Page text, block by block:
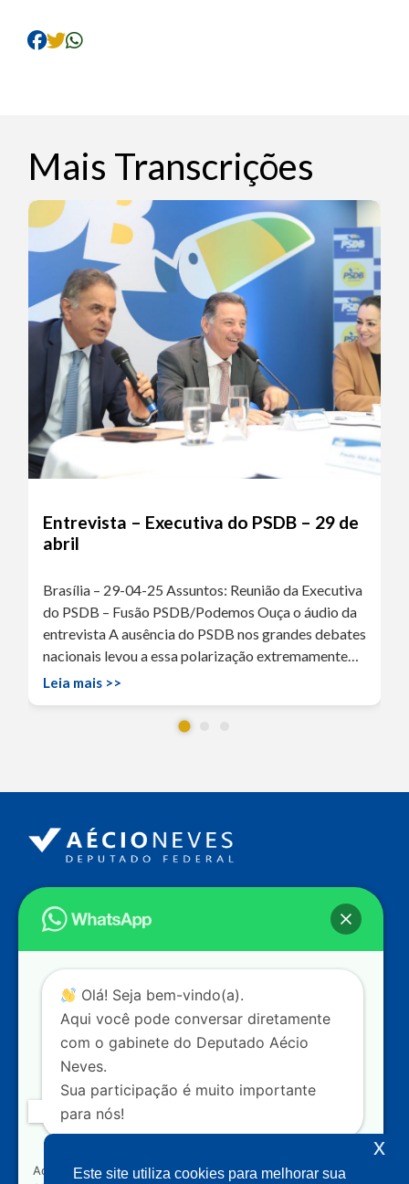
Mais Transcrições
Entrevista – Executiva do PSDB – 29 de
abril
Brasília – 29-04-25 Assuntos: Reunião da Executiva
do PSDB – Fusão PSDB/Podemos Ouça o áudio da
entrevista A ausência do PSDB nos grandes debates
nacionais levou a essa polarização extremamente…
Leia mais >>
Endereço
Câmara dos Deputados
Ed. Principal, Ala C – Gabinete
Contato
dep.aecioneves@camara.leg.br
+55 (61) 3215-5964
+55 (31) 3261-0121
+55 (31) 97150-0834
Nossas redes
Olá! Seja bem-vindo(a).
Aqui você pode conversar diretamente
com o gabinete do Deputado Aécio
Neves.
Sua participação é muito importante
para nós!
Ao clicar para iniciar o contato pelo WhatsApp, você
Este site utiliza cookies para melhorar sua
x